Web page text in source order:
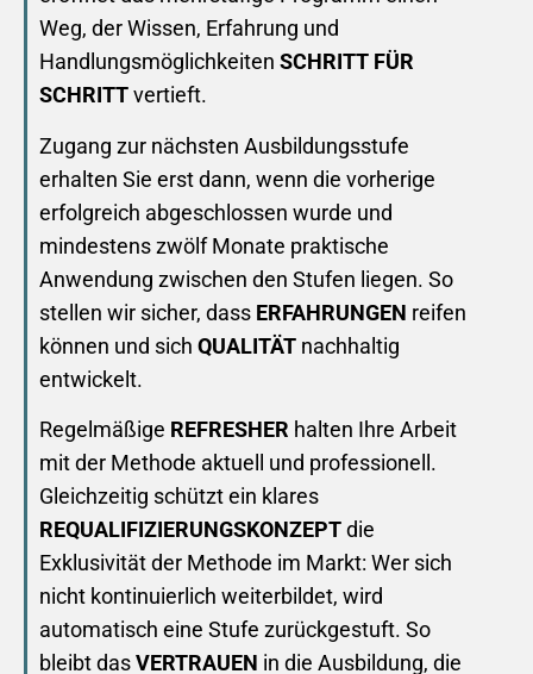
Weg, der Wissen, Erfahrung und
Handlungsmöglichkeiten SCHRITT FÜR
SCHRITTvertieft.
Zugang zur nächsten Ausbildungsstufe
erhalten Sie erst dann, wenn die vorherige
erfolgreich abgeschlossen wurde und
mindestens zwölf Monate praktische
Anwendung zwischen den Stufen liegen. So
stellen wir sicher, dass ERFAHRUNGEN reifen
können und sich QUALITÄT nachhaltig
entwickelt.
Regelmäßige REFRESHER halten Ihre Arbeit
mit der Methode aktuell und professionell.
Gleichzeitig schützt ein klares
REQUALIFIZIERUNGSKONZEPTdie
Exklusivität der Methode im Markt: Wer sich
nicht kontinuierlich weiterbildet, wird
automatisch eine Stufe zurückgestuft. So
bleibt dasVERTRAUEN in die Ausbildung, die